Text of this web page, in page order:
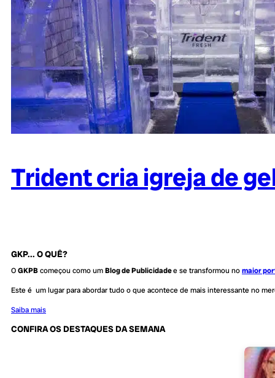
Trident cria igreja de
GKP... O QUÊ?
OGKPBcomeçou como umBlog de Publicidadee se transformou nomaior
Este é um lugar para abordar tudo o que acontece de mais interessante no
Saiba mais
CONFIRA OS DESTAQUES DA SEMANA